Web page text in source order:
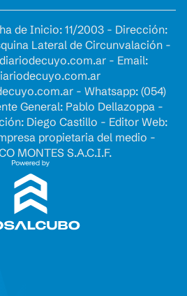
de Inicio: 11/2003 - Dirección:
Lateral de Circunvalación -
- Email:
- Whatsapp: (054)
General: Pablo Dellazoppa -
Diego Castillo - Editor Web:
propietaria del medio -
MONTES S.A.C.I.F.